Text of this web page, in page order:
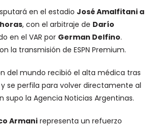
en el estadioJosé Amalfitani a
, con el arbitraje de Darío
en el VAR por German Delfino.
la transmisión de ESPN Premium.
del mundo recibió el alta médica tras
se perfila para volver directamente al
supo la Agencia Noticias Argentinas.
Armanirepresenta un refuerzo